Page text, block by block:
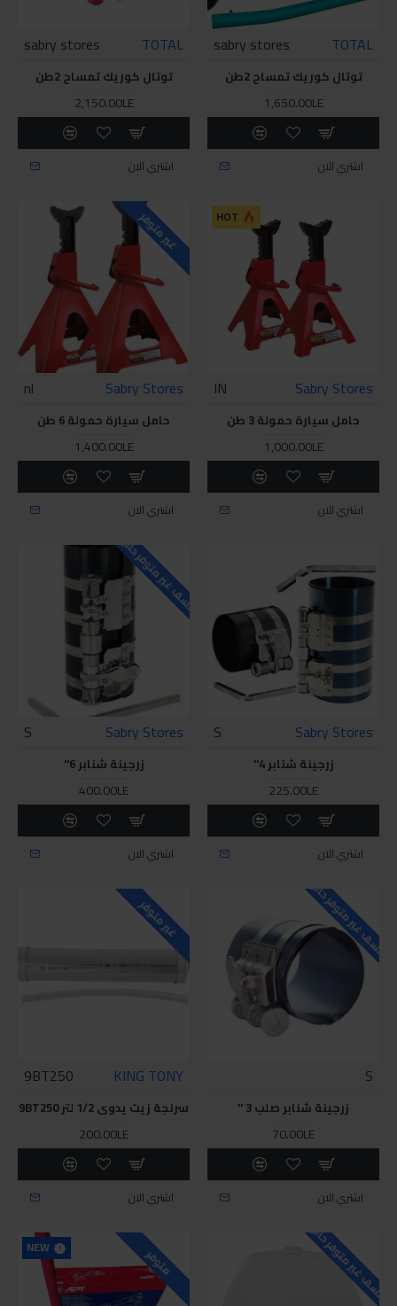
TOTAL
sabry stores
توتال كوريك تمساح 2طن
1,650.00LE
اشتري الان
TOTAL
sabry stores
توتال كوريك تمساح 2طن
2,150.00LE
اشتري الان
HOT
Sabry Stores
IN
حامل سيارة حمولة 3 طن
1,000.00LE
اشتري الان
غير متوفر
Sabry Stores
nl
حامل سيارة حمولة 6 طن
1,400.00LE
اشتري الان
Sabry Stores
S
زرجينة شنابر 4"
225.00LE
اشتري الان
للاسف غير متوفر حاليا
Sabry Stores
S
زرجينة شنابر 6"
400.00LE
اشتري الان
للاسف غير متوفر حاليا
S
زرجينة شنابر صلب 3 "
70.00LE
اشتري الان
غير متوفر
KING TONY
9BT250
سرنجة زيت يدوى 1/2 لتر 9BT250
200.00LE
اشتري الان
للاسف غير متوفر حاليا NEW متوفر